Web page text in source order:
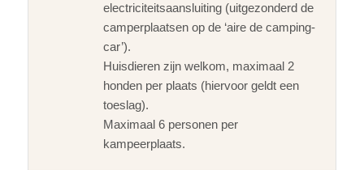
electriciteitsaansluiting (uitgezonderd de
camperplaatsen op de ‘aire de camping-
car’).
Huisdieren zijn welkom, maximaal 2
honden per plaats (hiervoor geldt een
toeslag).
Maximaal 6 personen per
kampeerplaats.